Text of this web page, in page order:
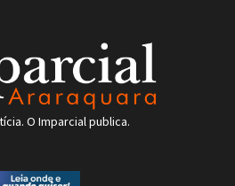
O Imparcial publica.